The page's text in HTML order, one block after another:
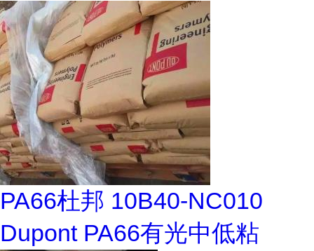
PA66杜邦 10B40-NC010
Dupont PA66有光中低粘